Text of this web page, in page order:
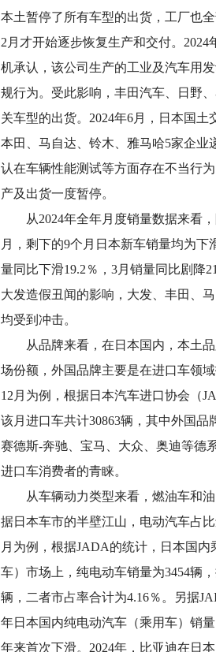
本土暂停了所有车型的出货，工厂也
2月才开始逐步恢复生产和交付。2024
机承认，该公司生产的工业及汽车用
规行为。受此影响，丰田汽车、日野
关车型的出货。2024年6月，日本国土
本田、马自达、铃木、雅马哈5家企业
认在车辆性能测试等方面存在不当行
产及出货一度暂停。
从2024年全年月度销量数据来看，
月，剩下的9个月日本新车销量均为下
量同比下滑19.2％，3月销量同比剧降
大发造假丑闻的影响，大发、丰田、
均受到冲击。
从品牌来看，在日本国内，本土品
场份额，外国品牌主要是在进口车领
12月为例，根据日本汽车进口协会（
该月进口车共计30863辆，其中外国品
赛德斯-奔驰、宝马、大众、奥迪等德
进口车消费者的青睐。
从车辆动力类型来看，燃油车和油
据日本车市的半壁江山，电动汽车占
月为例，根据JADA的统计，日本国内
车）市场上，纯电动车销量为3454辆
辆，二者市占率合计为4.16％。另据
年日本国内纯电动汽车（乘用车）销
年来首次下滑。2024年，比亚迪在日